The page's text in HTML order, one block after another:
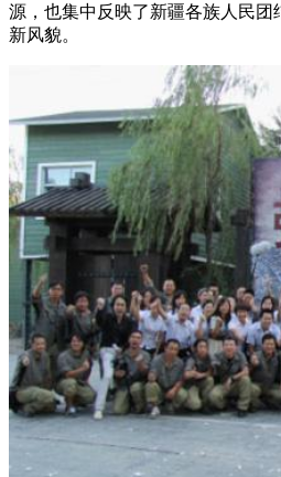
源，也集中反映了新疆各族人民
新风貌。